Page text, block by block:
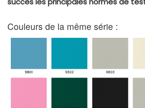
Couleurs de la même série :